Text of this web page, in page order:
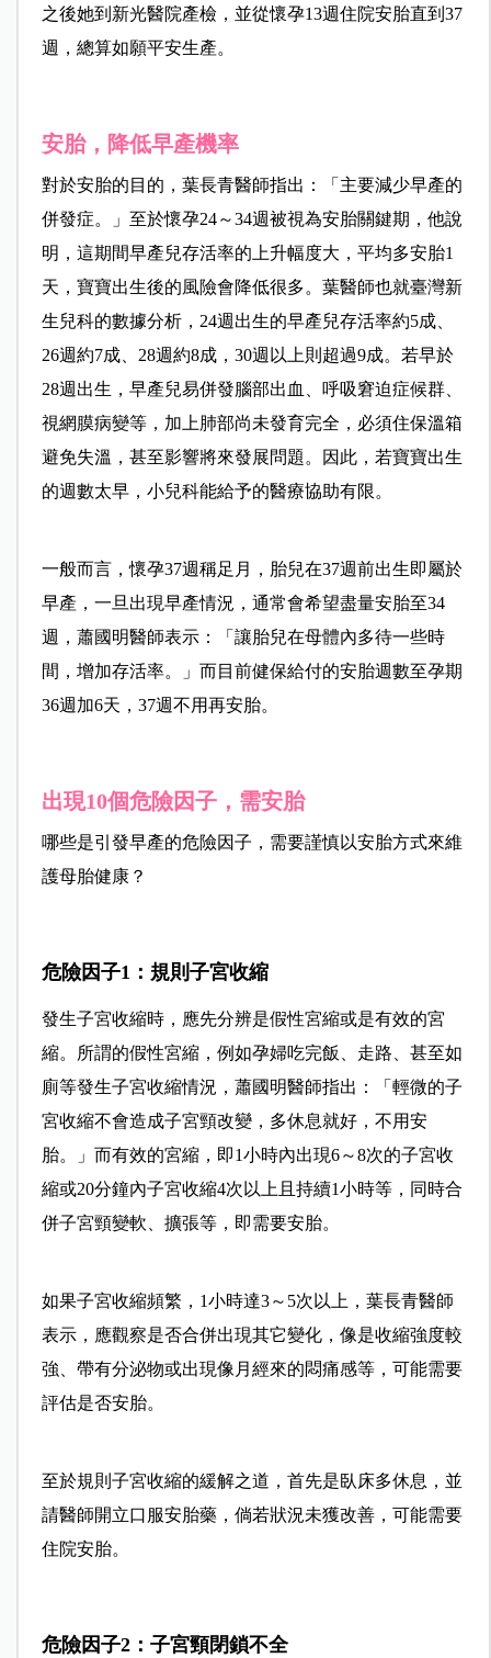
之後她到新光醫院產檢，並從懷孕13週住院安胎直到37
週，總算如願平安生產。
安胎，降低早產機率
對於安胎的目的，葉長青醫師指出：「主要減少早產的
併發症。」至於懷孕24～34週被視為安胎關鍵期，他說
明，這期間早產兒存活率的上升幅度大，平均多安胎1
天，寶寶出生後的風險會降低很多。葉醫師也就臺灣新
生兒科的數據分析，24週出生的早產兒存活率約5成、
26週約7成、28週約8成，30週以上則超過9成。若早於
28週出生，早產兒易併發腦部出血、呼吸窘迫症候群、
視網膜病變等，加上肺部尚未發育完全，必須住保溫箱
避免失溫，甚至影響將來發展問題。因此，若寶寶出生
的週數太早，小兒科能給予的醫療協助有限。
一般而言，懷孕37週稱足月，胎兒在37週前出生即屬於
早產，一旦出現早產情況，通常會希望盡量安胎至34
週，蕭國明醫師表示：「讓胎兒在母體內多待一些時
間，增加存活率。」而目前健保給付的安胎週數至孕期
36週加6天，37週不用再安胎。
出現10個危險因子，需安胎
哪些是引發早產的危險因子，需要謹慎以安胎方式來維
護母胎健康？
危險因子1 ：規則子宮收縮
發生子宮收縮時，應先分辨是假性宮縮或是有效的宮
縮。所謂的假性宮縮，例如孕婦吃完飯、走路、甚至如
廁等發生子宮收縮情況，蕭國明醫師指出：「輕微的子
宮收縮不會造成子宮頸改變，多休息就好，不用安
胎。」而有效的宮縮，即1小時內出現6～8次的子宮收
縮或20分鐘內子宮收縮4次以上且持續1小時等，同時合
併子宮頸變軟、擴張等，即需要安胎。
如果子宮收縮頻繁，1小時達3～5次以上，葉長青醫師
表示，應觀察是否合併出現其它變化，像是收縮強度較
強、帶有分泌物或出現像月經來的悶痛感等，可能需要
評估是否安胎。
至於規則子宮收縮的緩解之道，首先是臥床多休息，並
請醫師開立口服安胎藥，倘若狀況未獲改善，可能需要
住院安胎。
危險因子2：子宮頸閉鎖不全